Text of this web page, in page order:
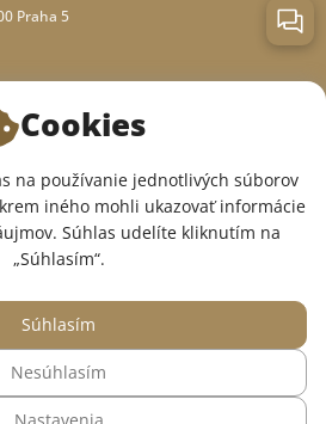
Praha 5
so zdravotným oblečením InWhite.
Cookies
na používanie jednotlivých súborov
iného mohli ukazovať informácie
Súhlas udelíte kliknutím na
„Súhlasím“.
Nesúhlasím
Súhlasím